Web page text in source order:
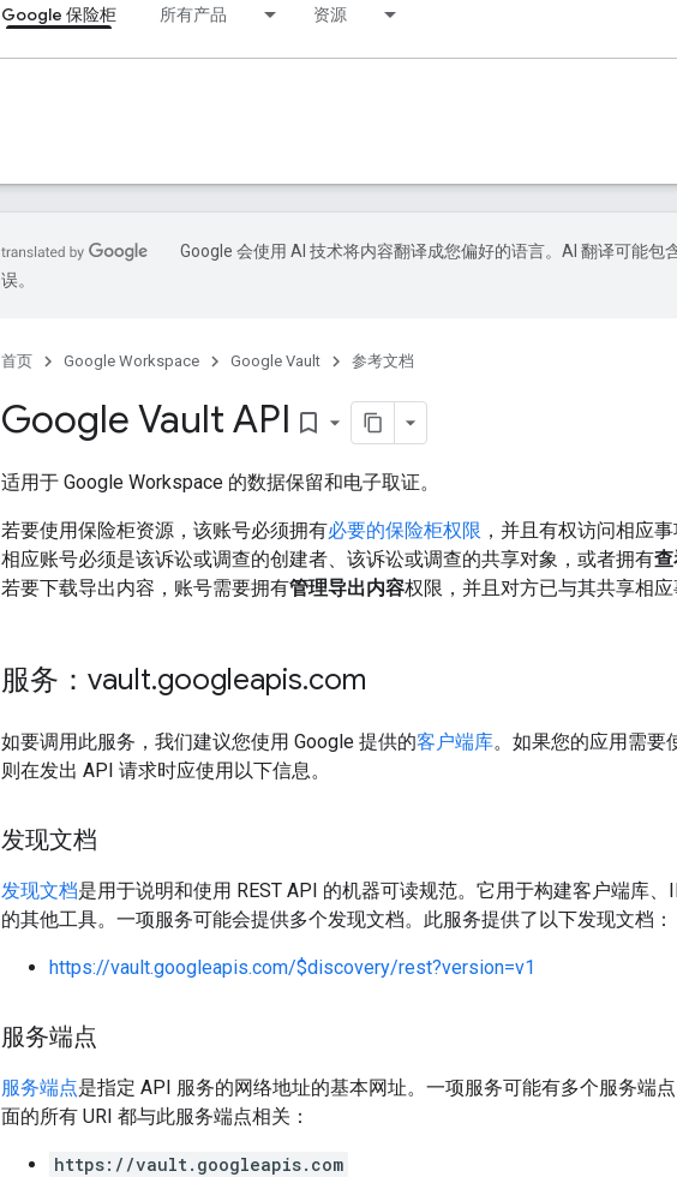
Google 保险柜 所有产品 资源
Google 会使用 AI 技术将内容翻译成您偏好的语言。AI 翻译可能包
误。
首页 Google Workspace Google Vault 参考文档
Google Vault API bookmark_border
适用于 Google Workspace 的数据保留和电子取证。
若要使用保险柜资源，该账号必须拥有必要的保险柜权限 ，并且有权访问相应
相应账号必须是该诉讼或调查的创建者、该诉讼或调查的共享对象，或者拥有
若要下载导出内容，账号需要拥有管理导出内容权限，并且对方已与其共享相
服务：vault.googleapis.com
如要调用此服务，我们建议您使用 Google 提供的客户端库。如果您的应用需要
则在发出 API 请求时应使用以下信息。
发现文档
发现文档是用于说明和使用 REST API 的机器可读规范。它用于构建客户端库
的其他工具。一项服务可能会提供多个发现文档。此服务提供了以下发现文档：
https://vault.googleapis.com/$discovery/rest?version=v1
服务端点
服务端点是指定 API 服务的网络地址的基本网址。一项服务可能有多个服务端
面的所有 URI 都与此服务端点相关：
https://vault.googleapis.com